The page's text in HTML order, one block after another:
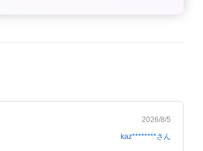
2026/8/5
kaz********さん